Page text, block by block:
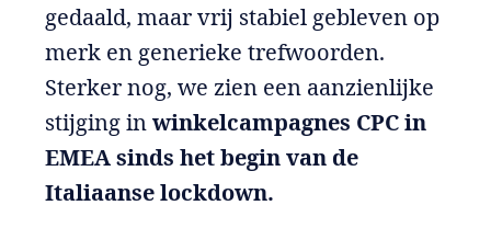
gedaald, maar vrij stabiel gebleven op
merk en generieke trefwoorden.
Sterker nog, we zien een aanzienlijke
stijging inwinkelcampagnes CPC in
EMEA sinds het begin van de
Italiaanse lockdown.